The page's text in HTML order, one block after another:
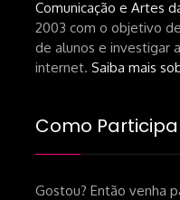
Comunicação e Artes
2003 com o objetivo
de alunos e investigar
internet. Saiba mais
Como
Gostou? Então venha